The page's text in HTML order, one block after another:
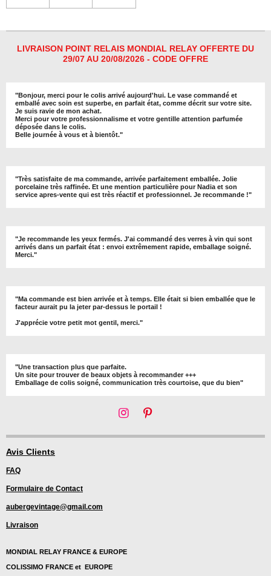
LIVRAISON POINT RELAIS MONDIAL RELAY OFFERTE DU
29/07 AU 20/08/2026 - CODE OFFRE
"Bonjour, merci pour le colis arrivé aujourd'hui. Le vase commandé et
emballé avec soin est superbe, en parfait état, comme décrit sur votre site.
Je suis ravie de mon achat.
Merci pour votre professionnalisme et votre gentille attention parfumée
déposée dans le colis.
Belle journée à vous et à bientôt."
"Très satisfaite de ma commande, arrivée parfaitement emballée. Jolie
porcelaine très raffinée. Et une mention particulière pour Nadia et son
service apres-vente qui est très réactif et professionnel. Je recommande !"
"Je recommande les yeux fermés. J'ai commandé des verres à vin qui sont
arrivés dans un parfait état : envoi extrêmement rapide, emballage soigné.
Merci."
"Ma commande est bien arrivée et à temps. Elle était si bien emballée que le
facteur aurait pu la jeter par-dessus le portail !
J'apprécie votre petit mot gentil, merci."
"Une transaction plus que parfaite.
Un site pour trouver de beaux objets à recommander +++
Emballage de colis soigné, communication très courtoise, que du bien"
I
s
P
n
Avis Clients
FAQ
Formulaire de Contact
aubergevintage@gmail.com
Livraison
MONDIAL RELAY FRANCE & EUROPE
COLISSIMO FRANCE et EUROPE